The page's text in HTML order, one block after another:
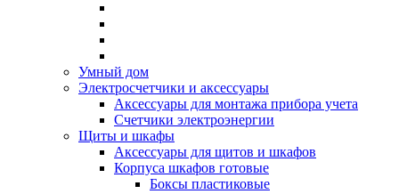
Умный дом
Электросчетчики и аксессуары
Аксессуары для монтажа прибора учета
Счетчики электроэнергии
Щиты и шкафы
Аксессуары для щитов и шкафов
Корпуса шкафов готовые
Боксы пластиковые